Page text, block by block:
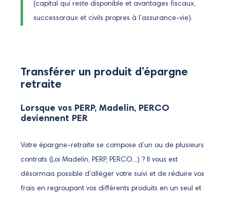
(capital qui reste disponible et avantages fiscaux,
successoraux et civils propres à l’assurance-vie).
Transférer un produit d’épargne
retraite
Lorsque vos PERP, Madelin, PERCO
deviennent PER
Votre épargne-retraite se compose d’un ou de plusieurs
contrats (Loi Madelin, PERP, PERCO...) ? Il vous est
désormais possible d'alléger votre suivi et de réduire vos
frais en regroupant vos différents produits en un seul et